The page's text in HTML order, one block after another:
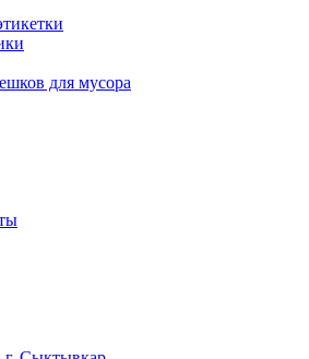
для мусора